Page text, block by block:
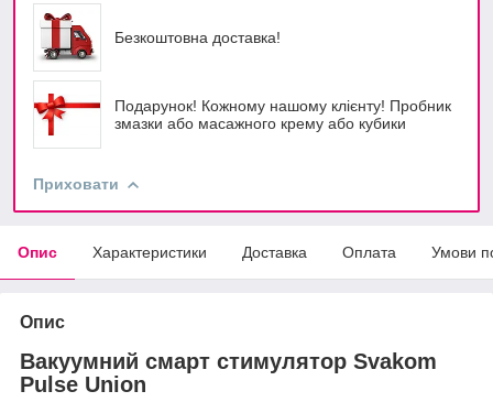
Безкоштовна доставка!
Подарунок! Кожному нашому клієнту! Пробник
змазки або масажного крему або кубики
Приховати
Опис Характеристики Доставка Оплата Умови
Опис
Вакуумний смарт стимулятор Svakom
Pulse Union